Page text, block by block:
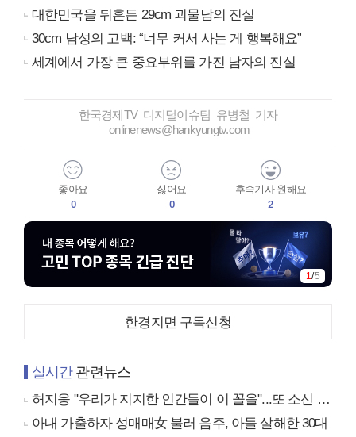
대한민국을 뒤흔든 29cm 괴물남의 진실
30cm 남성의 고백: “너무 커서 사는 게 행복해요”
세계에서 가장 큰 중요부위를 가진 남자의 진실
한국경제TV 디지털이슈팀 유병철 기자
onlinenews@hankyungtv.com
좋아요
0
싫어요
0
후속기사 원해요
2
1/5
한경지면 구독신청
실시간관련뉴스
허지웅 "우리가 지지한 인간들이 이 꼴을"...또 소신 발언
아내 가출하자 성매매女 불러 음주, 아들 살해한 30대